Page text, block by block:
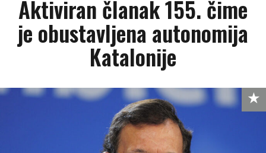
Aktiviran članak 155. čime
je obustavljena autonomija
Katalonije